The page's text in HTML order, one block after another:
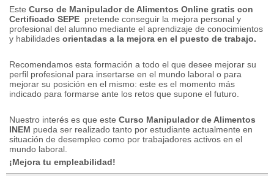
Este Curso de Manipulador de Alimentos Online gratis con
Certificado SEPE pretende conseguir la mejora personal y
profesional del alumno mediante el aprendizaje de conocimientos
y habilidades orientadas a la mejora en el puesto de trabajo.
Recomendamos esta formación a todo el que desee mejorar su
perfil profesional para insertarse en el mundo laboral o para
mejorar su posición en el mismo: este es el momento más
indicado para formarse ante los retos que supone el futuro.
Nuestro interés es que este Curso Manipulador de Alimentos
INEM pueda ser realizado tanto por estudiante actualmente en
situación de desempleo como por trabajadores activos en el
mundo laboral.
¡Mejora tu empleabilidad!